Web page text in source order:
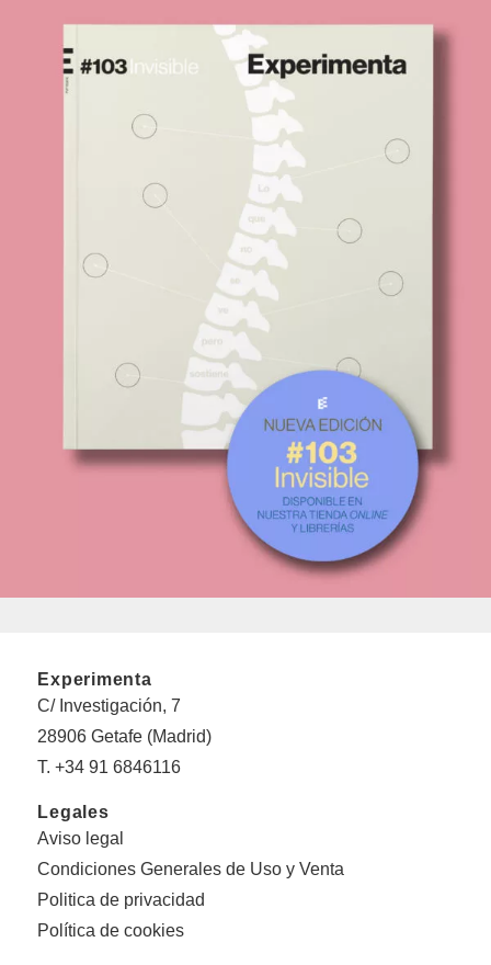
Experimenta
C/ Investigación, 7
28906 Getafe (Madrid)
T. +34 91 6846116
Legales
Aviso legal
Condiciones Generales de Uso y Venta
Politica de privacidad
Política de cookies